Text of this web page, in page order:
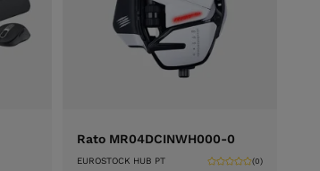
Rato MR04DCINWH000-0
EUROSTOCK HUB PT (0)